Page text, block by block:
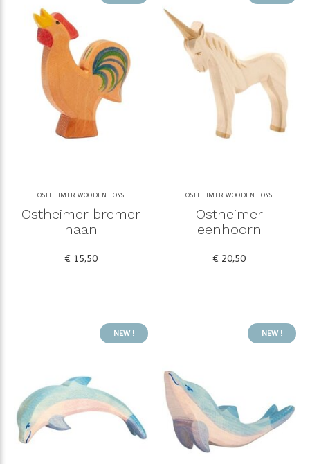
OSTHEIMER WOODEN TOYS
Ostheimer bremer
haan
€ 15,50
OSTHEIMER WOODEN TOYS
Ostheimer
eenhoorn
€ 20,50
NEW ! NEW !